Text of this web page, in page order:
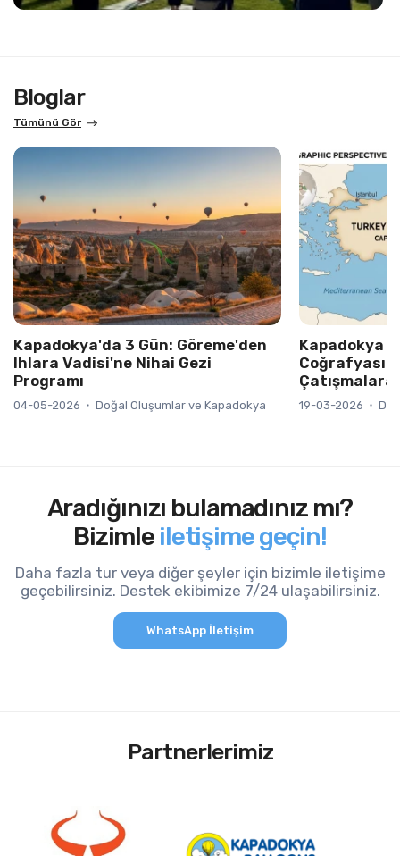
Bloglar
Tümünü Gör
Kapadokya'da 3 Gün: Göreme'den
Ihlara Vadisi'ne Nihai Gezi
Programı
04-05-2026 Doğal Oluşumlar ve Kapadokya
Kapadokya
Coğrafyası
Çatışmalara
19-03-2026
Aradığınızı bulamadınız mı?
Bizimle iletişime geçin!
Daha fazla tur veya diğer şeyler için bizimle iletişime
geçebilirsiniz. Destek ekibimize 7/24 ulaşabilirsiniz.
WhatsApp İletişim
Partnerlerimiz